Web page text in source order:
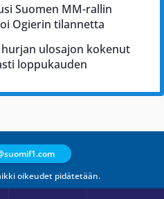
Suomen MM-rallin
Ogierin tilannetta
ulosajon kokenut
loppukauden
oikeudet pidätetään.